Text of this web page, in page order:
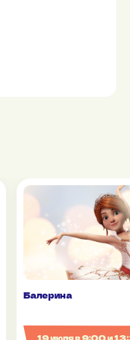
Балерина
19 июля в 9:00 и